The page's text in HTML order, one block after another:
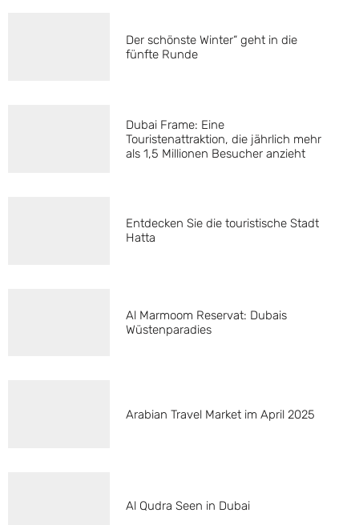
Der schönste Winter“ geht in die
fünfte Runde
Dubai Frame: Eine
Touristenattraktion, die jährlich mehr
als 1,5 Millionen Besucher anzieht
Entdecken Sie die touristische Stadt
Hatta
Al Marmoom Reservat: Dubais
Wüstenparadies
Arabian Travel Market im April 2025
Al Qudra Seen in Dubai